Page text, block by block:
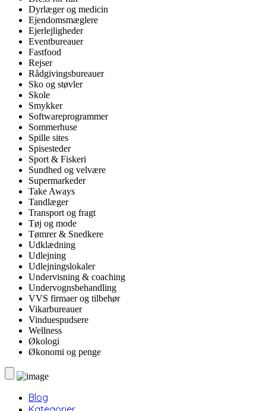
Dyrlæger og medicin
Ejendomsmæglere
Ejerlejligheder
Eventbureauer
Fastfood
Rejser
Rådgivingsbureauer
Sko og støvler
Skole
Smykker
Softwareprogrammer
Sommerhuse
Spille sites
Spisesteder
Sport & Fiskeri
Sundhed og velvære
Supermarkeder
Take Aways
Tandlæger
Transport og fragt
Tøj og mode
Tømrer & Snedkere
Udklædning
Udlejning
Udlejningslokaler
Undervisning & coaching
Undervognsbehandling
VVS firmaer og tilbehør
Vikarbureauer
Vinduespudsere
Wellness
Økologi
Økonomi og penge
Blog